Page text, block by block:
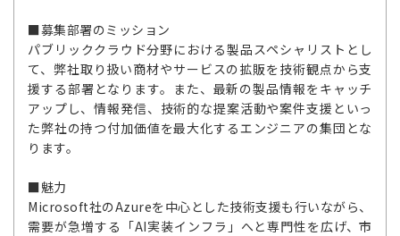
■募集部署のミッション
パブリッククラウド分野における製品スペシャリストとし
て、弊社取り扱い商材やサービスの拡販を技術観点から支
援する部署となります。また、最新の製品情報をキャッチ
アップし、情報発信、技術的な提案活動や案件支援といっ
た弊社の持つ付加価値を最大化するエンジニアの集団とな
ります。
■魅力
Microsoft社のAzureを中心とした技術支援も行いながら、
需要が急増する「AI実装インフラ」へと専門性を広げ、市